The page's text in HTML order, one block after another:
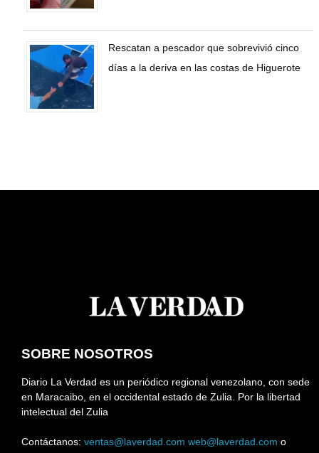
Rescatan a pescador que sobrevivió cinco
días a la deriva en las costas de Higuerote
SOBRE NOSOTROS
Diario La Verdad es un periódico regional venezolano, con sede
en Maracaibo, en el occidental estado de Zulia. Por la libertad
intelectual del Zulia
Contáctanos: ventas@laverdad.com web@laverdad.com o